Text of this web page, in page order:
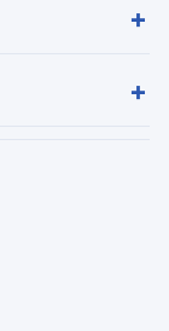
+
+